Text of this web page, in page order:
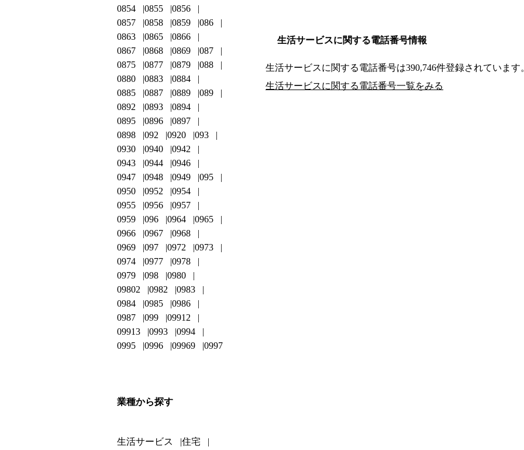
生活サービスに関する電話番号情報
生活サービスに関する電話番号は390,746件登録されています
生活サービスに関する電話番号一覧をみる
0854
0855
0856
0857
0858 0859
086
0863
0865
0866
0867
0868 0869
087
0875
0877 0879
088
0880
0883
0884
0885
0887 0889
089
0892
0893
0894
0895
0896
0897
0898
092 0920
093
0930
0940
0942
0943
0944
0946
0947
0948 0949
095
0950
0952
0954
0955
0956
0957
0959
096 0964
0965
0966
0967
0968
0969
097 0972
0973
0974
0977
0978
0979
098
0980
09802
0982
0983
0984
0985
0986
0987
099
09912
09913
0993
0994
0995
0996 09969 0997
業種から探す
生活サービス 住宅